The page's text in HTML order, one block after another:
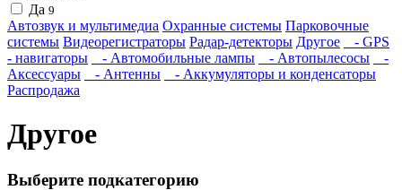
Да 9
Автозвук и мультимедиа Охранные системы Парковочные
системы Видеорегистраторы Радар-детекторы Другое
- GPS
- навигаторы
- Автомобильные лампы - Автопылесосы
-
Аксессуары
- Антенны
- Аккумуляторы и конденсаторы
Распродажа
Другое
Выберите подкатегорию